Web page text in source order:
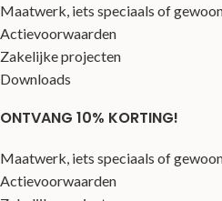
Maatwerk, iets speciaals of
Actievoorwaarden
Zakelijke projecten
Downloads
ONTVANG 10% KORTING!
Maatwerk, iets speciaals of
Actievoorwaarden